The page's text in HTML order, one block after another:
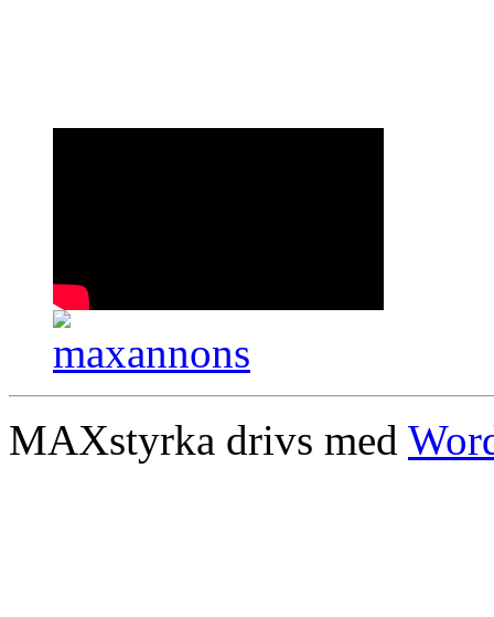
MAXstyrka drivs med